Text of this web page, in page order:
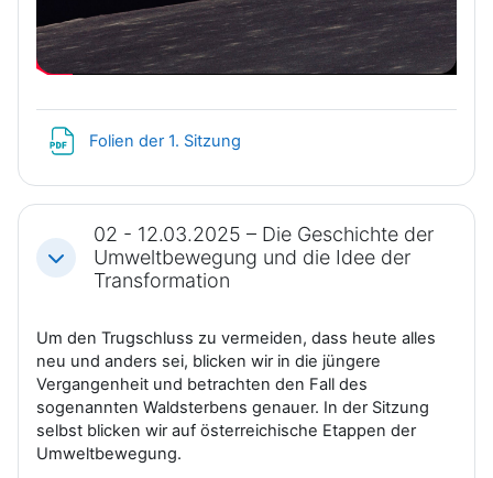
s
p
e
l
n
i
d
o
a
b
s
p
i
Folien der 1. Sitzung
Einklappen
02 - 12.03.2025 – Die Geschichte der
Umweltbewegung und die Idee der
Transformation
Um den Trugschluss zu vermeiden, dass heute alles
neu und anders sei, blicken wir in die jüngere
Vergangenheit und betrachten den Fall des
sogenannten Waldsterbens genauer. In der Sitzung
selbst blicken wir auf österreichische Etappen der
Umweltbewegung.